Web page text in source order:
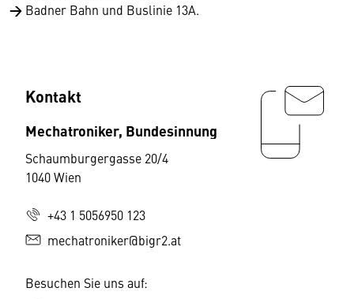
→ Badner Bahn und Buslinie 13A.
Kontakt
Mechatroniker, Bundesinnung
Schaumburgergasse 20/4
1040 Wien
+43 1 5056950 123
mechatroniker@bigr2.at
Besuchen Sie uns auf: